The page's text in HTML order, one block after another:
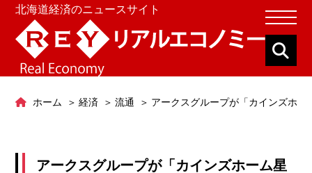
北海道経済のニュースサイト
ホーム 経済 流通 アークスグループが「カインズホ
アークスグループが「カインズホーム星